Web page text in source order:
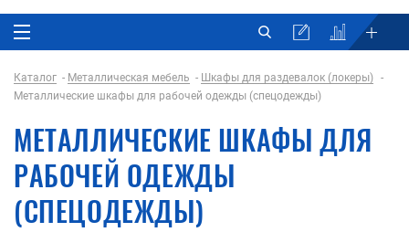
Каталог Металлическая мебель
Шкафы для раздевалок (локеры)
Металлические шкафы для рабочей одежды (спецодежды)
МЕТАЛЛИЧЕСКИЕ ШКАФЫ ДЛЯ
РАБОЧЕЙ ОДЕЖДЫ
(СПЕЦОДЕЖДЫ)